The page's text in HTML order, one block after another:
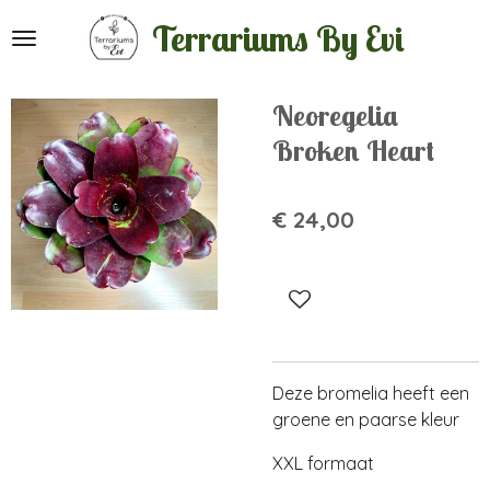
direct
de
hoofdinhoud
Terrariums By Evi
Neoregelia
Broken Heart
€ 24,00
Deze bromelia heeft een
groene en paarse kleur
XXL formaat